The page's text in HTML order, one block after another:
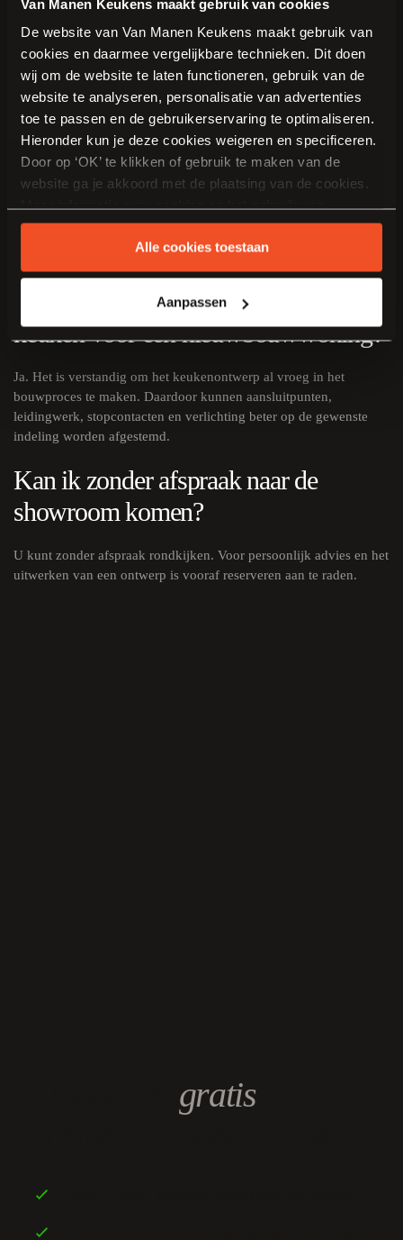
Van Manen Keukens maakt gebruik van cookies
De website van Van Manen Keukens maakt gebruik van
cookies en daarmee vergelijkbare technieken. Dit doen
wij om de website te laten functioneren, gebruik van de
website te analyseren, personalisatie van advertenties
toe te passen en de gebruikerservaring te optimaliseren.
Hieronder kun je deze cookies weigeren en specificeren.
Door op ‘OK’ te klikken of gebruik te maken van de
website ga je akkoord met de plaatsing van de cookies.
Meer informatie over cookies en het gebruik van
persoonsgegevens door Van Manen Keukens vind je
Alle cookies toestaan
Aanpassen
Leveren en monteren jullie keukens in
Tiel?
Ja, het volledige traject kan worden verzorgd: van het persoonlijke
ontwerp in de showroom tot de levering en montage bij u thuis.
Wat kost een nieuwe keuken?
Kunnen jullie meedenken over een
keuken voor een nieuwbouwwoning?
Ja. Het is verstandig om het keukenontwerp al vroeg in het
bouwproces te maken. Daardoor kunnen aansluitpunten,
leidingwerk, stopcontacten en verlichting beter op de gewenste
indeling worden afgestemd.
Kan ik zonder afspraak naar de
showroom komen?
U kunt zonder afspraak rondkijken. Voor persoonlijk advies en het
uitwerken van een ontwerp is vooraf reserveren aan te raden.
gratis